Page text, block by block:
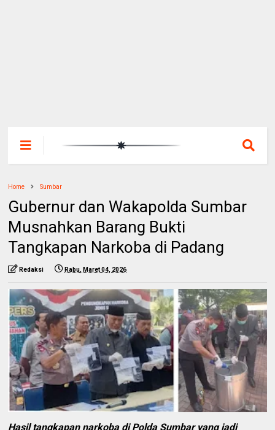
Home Sumbar
Gubernur dan Wakapolda Sumbar
Musnahkan Barang Bukti
Tangkapan Narkoba di Padang
Redaksi Rabu, Maret 04, 2026
Hasil tangkapan narkoba di Polda Sumbar yang jadi